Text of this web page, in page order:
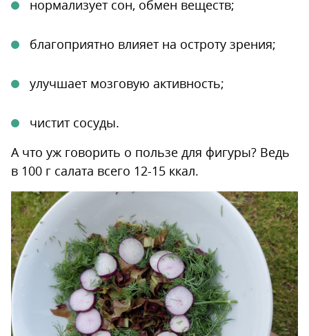
нормализует сон, обмен веществ;
благоприятно влияет на остроту зрения;
улучшает мозговую активность;
чистит сосуды.
А что уж говорить о пользе для фигуры? Ведь
в 100 г салата всего 12-15 ккал.